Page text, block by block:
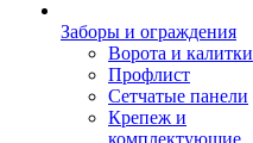
Заборы и ограждения
Ворота и калитки
Профлист
Сетчатые панели
Крепеж и
комплектующие